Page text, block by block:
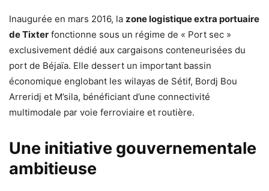
Inaugurée en mars 2016, la zone logistique extra portuaire
de Tixter fonctionne sous un régime de « Port sec »
exclusivement dédié aux cargaisons conteneurisées du
port de Béjaïa. Elle dessert un important bassin
économique englobant les wilayas de Sétif, Bordj Bou
Arreridj et M’sila, bénéficiant d’une connectivité
multimodale par voie ferroviaire et routière.
Une initiative gouvernementale
ambitieuse